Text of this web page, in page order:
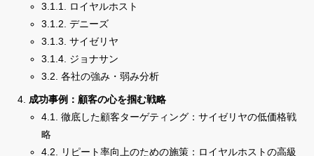
3.1.1. ロイヤルホスト
3.1.2. デニーズ
3.1.3. サイゼリヤ
3.1.4. ジョナサン
3.2. 各社の強み・弱み分析
成功事例：顧客の心を掴む戦略
4.1. 徹底した顧客ターゲティング：サイゼリヤの低価格戦
略
4.2. リピート率向上のための施策：ロイヤルホストの高級